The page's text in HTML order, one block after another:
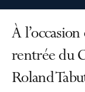
À
rentrée du
Roland